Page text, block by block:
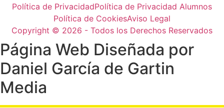
Política de PrivacidadPolítica de Privacidad Alumnos
Política de CookiesAviso Legal
Copyright © 2026 - Todos los Derechos Reservados
Página Web Diseñada por
Daniel García de Gartin
Media